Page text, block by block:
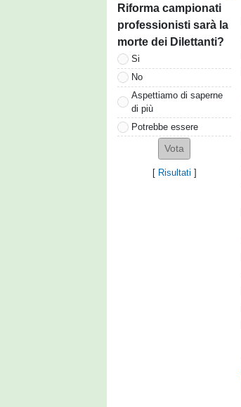
Riforma campionati
professionisti sarà la
morte dei Dilettanti?
Si
No
Aspettiamo di saperne
di più
Potrebbe essere
[ Risultati ]